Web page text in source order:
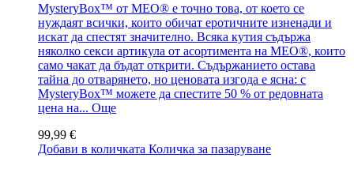
MysteryBox™ от MEO® е точно това, от което се
нуждаят всички, които обичат еротичните изненади и
искат да спестят значително. Всяка кутия съдържа
няколко секси артикула от асортимента на MEO®, които
само чакат да бъдат открити. Съдържанието остава
тайна до отварянето, но ценовата изгода е ясна: с
MysteryBox™ можете да спестите 50 % от редовната
цена на... Още
99,99 €
Добави в количката Количка за пазаруване